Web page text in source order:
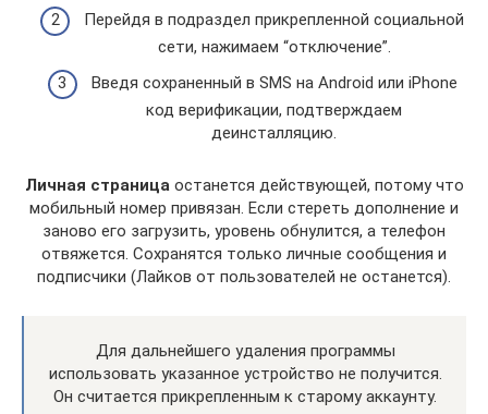
Перейдя в подраздел прикрепленной социальной
сети, нажимаем “отключение”.
Введя сохраненный в SMS на Android или iPhone
код верификации, подтверждаем
деинсталляцию.
Личная страницаостанется действующей, потому что
мобильный номер привязан. Если стереть дополнение и
заново его загрузить, уровень обнулится, а телефон
отвяжется. Сохранятся только личные сообщения и
подписчики (Лайков от пользователей не останется).
Для дальнейшего удаления программы
использовать указанное устройство не получится.
Он считается прикрепленным к старому аккаунту.